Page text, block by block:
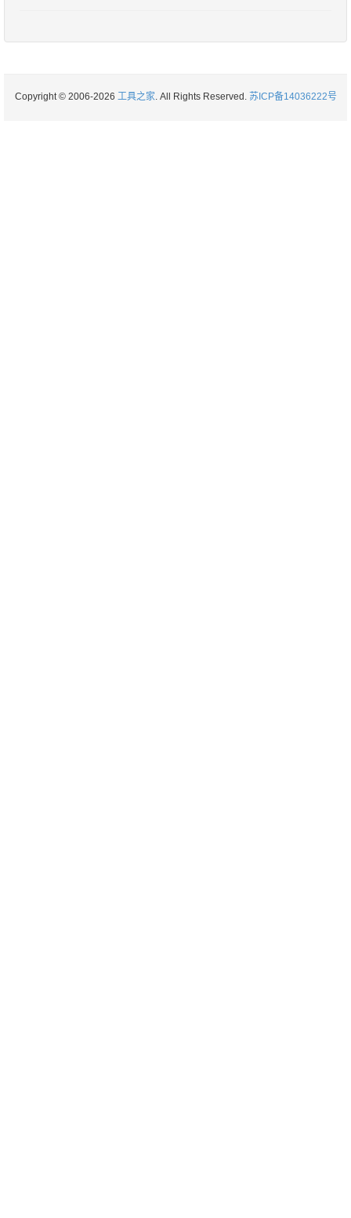
Copyright © 2006-2026 工具之家. All Rights Reserved. 苏ICP备14036222号